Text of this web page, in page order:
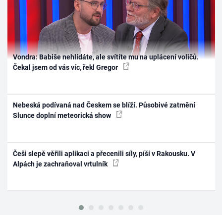
Vondra: Babiše nehlídáte, ale svítíte mu na uplácení voličů.
Čekal jsem od vás víc, řekl Gregor
Nebeská podívaná nad Českem se blíží. Působivé zatmění
Slunce doplní meteorická show
Češi slepě věřili aplikaci a přecenili síly, píší v Rakousku. V
Alpách je zachraňoval vrtulník